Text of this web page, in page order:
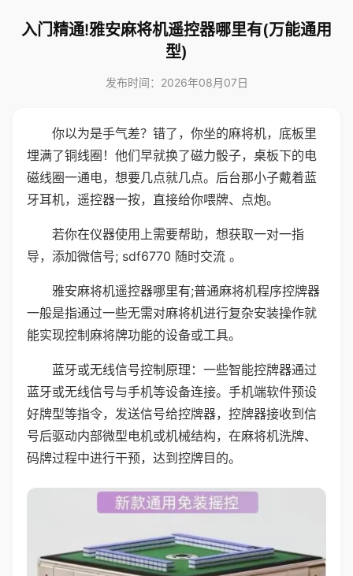
入门精通!雅安麻将机遥控器哪里有(万能通用
型)
发布时间：2026年08月07日
你以为是手气差？错了，你坐的麻将机，底板里
埋满了铜线圈！他们早就换了磁力骰子，桌板下的电
磁线圈一通电，想要几点就几点。后台那小子戴着蓝
牙耳机，遥控器一按，直接给你喂牌、点炮。
若你在仪器使用上需要帮助，想获取一对一指
导，添加微信号; sdf6770 随时交流 。
雅安麻将机遥控器哪里有;普通麻将机程序控牌器
一般是指通过一些无需对麻将机进行复杂安装操作就
能实现控制麻将牌功能的设备或工具。
蓝牙或无线信号控制原理：一些智能控牌器通过
蓝牙或无线信号与手机等设备连接。手机端软件预设
好牌型等指令，发送信号给控牌器，控牌器接收到信
号后驱动内部微型电机或机械结构，在麻将机洗牌、
码牌过程中进行干预，达到控牌目的。